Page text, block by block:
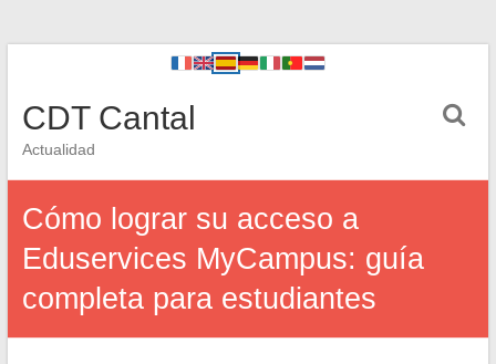
CDT Cantal
Actualidad
Cómo lograr su acceso a
Eduservices MyCampus: guía
completa para estudiantes